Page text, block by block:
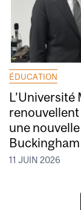
ÉDUCATION
L’Université
une
Buckingham
11 JUIN 2026